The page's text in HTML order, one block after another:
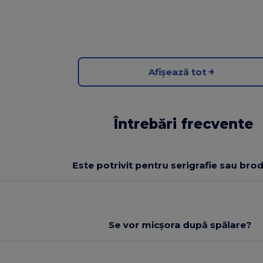
Afișează tot
Întrebări frecvente
Este potrivit pentru serigrafie sau
Se vor micșora după spălare?